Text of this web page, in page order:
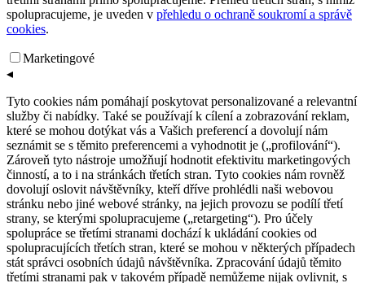
Tyto soubory cookies shromažďují informace, jak návštěvníci
využívají naše internetové stránky (např. které stránky navštěvují
Umožňují nám tak zkoumat, jak nejlépe webové stránky nastavit,
vyvíjet služby, které jsou prostřednictvím webových stránek
pro své návštěvníky. Všechny údaje jsou agregované a nejsou spjaty
s Vaší osobou. Při výkonu popsaných činností, které nám příslušné
cookies umožňují, využíváme také nástroje třetích stran nebo s
třetími stranami přímo spolupracujeme. Přehled třetích stran, s nimiž
spolupracujeme, je uveden vpřehledu o ochraně soukromí a správě
cookies.
Marketingové
◂
Tyto cookies nám pomáhají poskytovat personalizované a relevantní
služby či nabídky. Také se používají k cílení a zobrazování reklam,